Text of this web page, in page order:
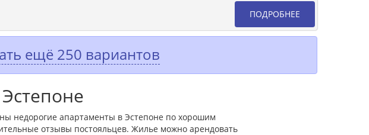
ПОДРОБНЕЕ
ещё 250 вариантов
недорогие апартаменты в Эстепоне по хорошим
отзывы постояльцев. Жилье можно арендовать